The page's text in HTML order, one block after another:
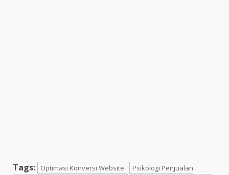
Tags: Optimasi Konversi Website
Psikologi Penjualan